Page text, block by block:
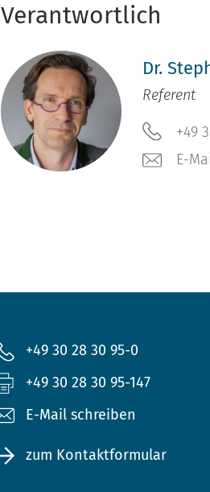
Verantwortlich
Dr.
Referent
+49
E-
+49 30 28 30 95-0
+49 30 28 30 95-147
E-Mail schreiben
zum Kontaktformular